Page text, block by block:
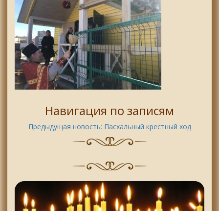
Навигация по записям
Предыдущая новость: Пасхальный крестный ход